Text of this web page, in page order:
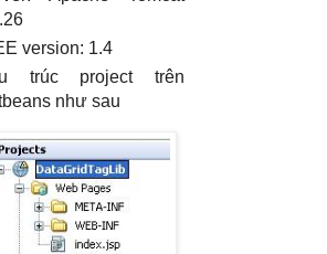
version: 1.4
trúc project trên
như sau